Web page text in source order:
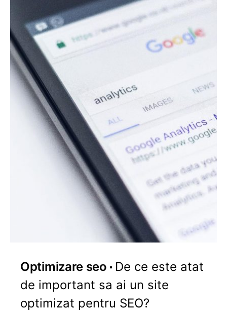
Optimizare seo
De ce este atat
de important sa ai un site
optimizat pentru SEO?